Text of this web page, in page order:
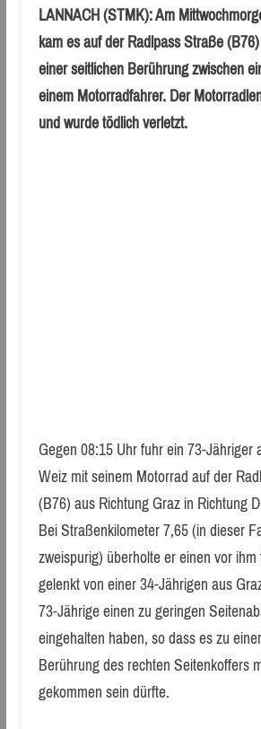
LANNACH (STMK): Am
kam es auf der Radlpass Straße
einer seitlichen Berührung zwischen
einem Motorradfahrer. Der
und wurde tödlich verletzt.
Gegen 08:15 Uhr fuhr ein 73-Jähriger
Weiz mit seinem Motorrad auf der
(B76) aus Richtung Graz in Richtung
Bei Straßenkilometer 7,65 (in dieser
zweispurig) überholte er einen vor
gelenkt von einer 34-Jährigen aus
73-Jährige einen zu geringen
eingehalten haben, so dass es zu
Berührung des rechten Seitenkoffers
gekommen sein dürfte.